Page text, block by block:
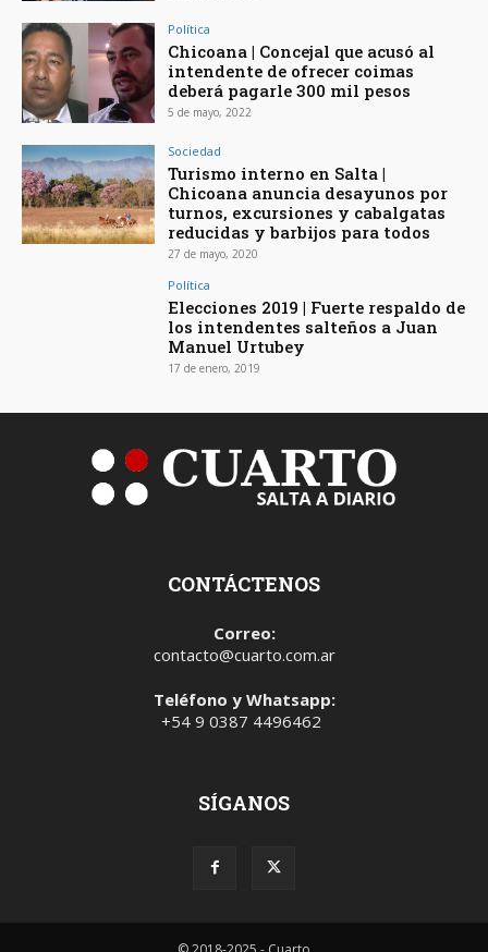
Política
Chicoana | Concejal que acusó al
intendente de ofrecer coimas
deberá pagarle 300 mil pesos
5 de mayo, 2022
Sociedad
Turismo interno en Salta |
Chicoana anuncia desayunos por
turnos, excursiones y cabalgatas
reducidas y barbijos para todos
27 de mayo, 2020
Política
Elecciones 2019 | Fuerte respaldo de
los intendentes salteños a Juan
Manuel Urtubey
17 de enero, 2019
CONTÁCTENOS
Correo:
contacto@cuarto.com.ar
Teléfono y Whatsapp:
+54 9 0387 4496462
SÍGANOS